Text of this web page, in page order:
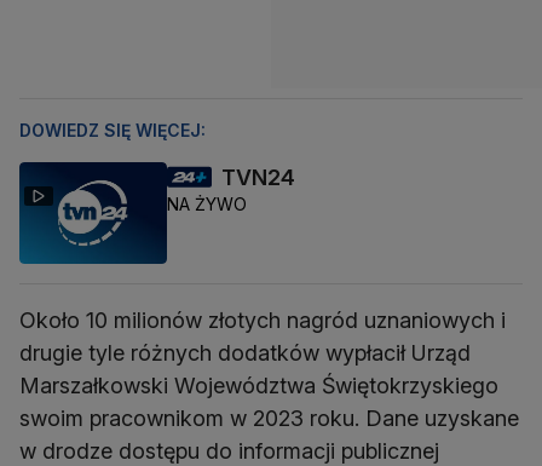
DOWIEDZ SIĘ WIĘCEJ:
TVN24
NA ŻYWO
Około 10 milionów złotych nagród uznaniowych i
drugie tyle różnych dodatków wypłacił Urząd
Marszałkowski Województwa Świętokrzyskiego
swoim pracownikom w 2023 roku. Dane uzyskane
w drodze dostępu do informacji publicznej